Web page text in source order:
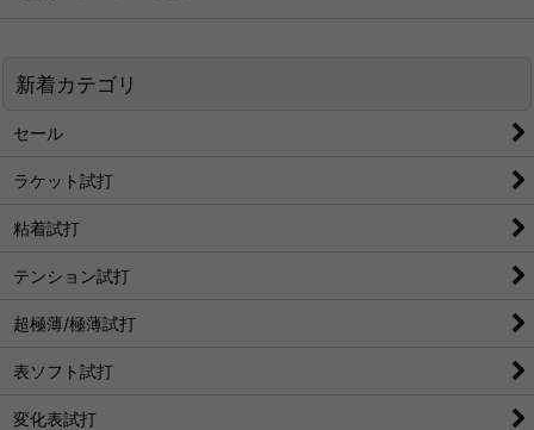
新着カテゴリ
セール
ラケット試打
粘着試打
テンション試打
超極薄/極薄試打
表ソフト試打
変化表試打